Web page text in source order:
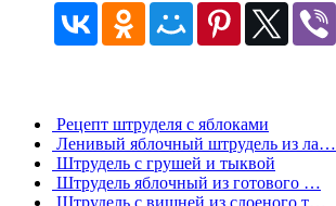
Рецепт штруделя с яблоками
Ленивый яблочный штрудель из ла…
Штрудель с грушей и тыквой
Штрудель яблочный из готового …
Штрудель с вишней из слоеного т…